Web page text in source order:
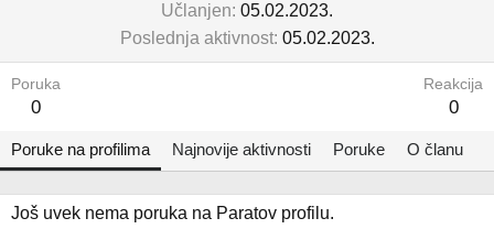
Učlanjen 05.02.2023.
Poslednja aktivnost 05.02.2023.
Poruka
0
Reakcija
0
Poruke na profilima Najnovije aktivnosti Poruke O članu
Još uvek nema poruka na Paratov profilu.